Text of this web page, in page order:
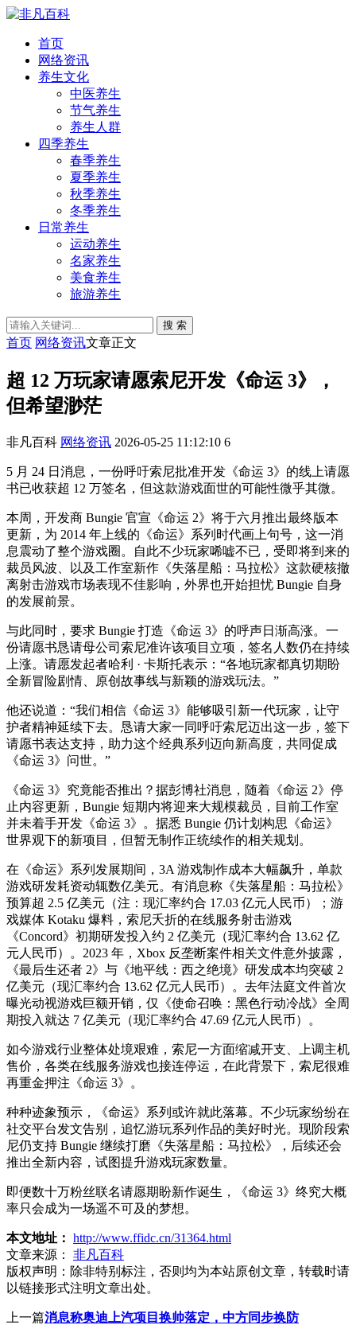
首页
网络资讯
养生文化
中医养生
节气养生
养生人群
四季养生
春季养生
夏季养生
秋季养生
冬季养生
日常养生
运动养生
名家养生
美食养生
旅游养生
搜 索
首页 网络资讯文章正文
超 12 万玩家请愿索尼开发《命运 3》，
但希望渺茫
非凡百科 网络资讯 2026-05-25 11:12:10 6
5 月 24 日消息，一份呼吁索尼批准开发《命运 3》的线上请愿
书已收获超 12 万签名，但这款游戏面世的可能性微乎其微。
本周，开发商 Bungie 官宣《命运 2》将于六月推出最终版本
更新，为 2014 年上线的《命运》系列时代画上句号，这一消
息震动了整个游戏圈。自此不少玩家唏嘘不已，受即将到来的
裁员风波、以及工作室新作《失落星船：马拉松》这款硬核撤
离射击游戏市场表现不佳影响，外界也开始担忧 Bungie 自身
的发展前景。
与此同时，要求 Bungie 打造《命运 3》的呼声日渐高涨。一
份请愿书恳请母公司索尼准许该项目立项，签名人数仍在持续
上涨。请愿发起者哈利 · 卡斯托表示：“各地玩家都真切期盼
全新冒险剧情、原创故事线与新颖的游戏玩法。”
他还说道：“我们相信《命运 3》能够吸引新一代玩家，让守
护者精神延续下去。恳请大家一同呼吁索尼迈出这一步，签下
请愿书表达支持，助力这个经典系列迈向新高度，共同促成
《命运 3》问世。”
《命运 3》究竟能否推出？据彭博社消息，随着《命运 2》停
止内容更新，Bungie 短期内将迎来大规模裁员，目前工作室
并未着手开发《命运 3》。据悉 Bungie 仍计划构思《命运》
世界观下的新项目，但暂无制作正统续作的相关规划。
在《命运》系列发展期间，3A 游戏制作成本大幅飙升，单款
游戏研发耗资动辄数亿美元。有消息称《失落星船：马拉松》
预算超 2.5 亿美元（注：现汇率约合 17.03 亿元人民币）；游
戏媒体 Kotaku 爆料，索尼夭折的在线服务射击游戏
《Concord》初期研发投入约 2 亿美元（现汇率约合 13.62 亿
元人民币）。2023 年，Xbox 反垄断案件相关文件意外披露，
《最后生还者 2》与《地平线：西之绝境》研发成本均突破 2
亿美元（现汇率约合 13.62 亿元人民币）。去年法庭文件首次
曝光动视游戏巨额开销，仅《使命召唤：黑色行动冷战》全周
期投入就达 7 亿美元（现汇率约合 47.69 亿元人民币）。
如今游戏行业整体处境艰难，索尼一方面缩减开支、上调主机
售价，各类在线服务游戏也接连停运，在此背景下，索尼很难
再重金押注《命运 3》。
种种迹象预示，《命运》系列或许就此落幕。不少玩家纷纷在
社交平台发文告别，追忆游玩系列作品的美好时光。现阶段索
尼仍支持 Bungie 继续打磨《失落星船：马拉松》，后续还会
推出全新内容，试图提升游戏玩家数量。
即便数十万粉丝联名请愿期盼新作诞生，《命运 3》终究大概
率只会成为一场遥不可及的梦想。
本文地址： http://www.ffidc.cn/31364.html
文章来源：
非凡百科
版权声明： 除非特别标注，否则均为本站原创文章，转载时请
以链接形式注明文章出处。
上一篇消息称奥迪上汽项目换帅落定，中方同步换防